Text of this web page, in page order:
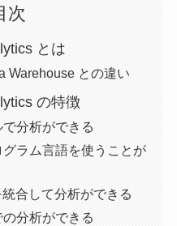
次
とは
Warehouse との違い
の特徴
分析ができる
ラム言語を使うことが
合して分析ができる
分析ができる